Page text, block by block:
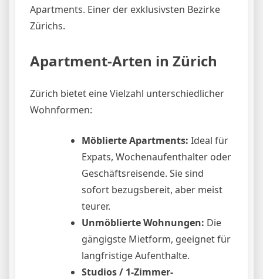
Apartments. Einer der exklusivsten Bezirke
Zürichs.
Apartment-Arten in Zürich
Zürich bietet eine Vielzahl unterschiedlicher
Wohnformen:
Möblierte Apartments: Ideal für
Expats, Wochenaufenthalter oder
Geschäftsreisende. Sie sind
sofort bezugsbereit, aber meist
teurer.
Unmöblierte Wohnungen: Die
gängigste Mietform, geeignet für
langfristige Aufenthalte.
Studios / 1-Zimmer-